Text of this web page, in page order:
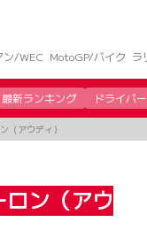
ン/WEC MotoGP/バイク ラ
最新ランキング ドライバー
（アウディ）
ロン（アウ